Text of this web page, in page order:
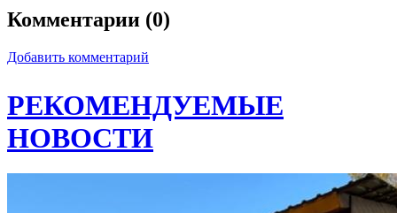
Комментарии (0)
Добавить комментарий
РЕКОМЕНДУЕМЫЕ
НОВОСТИ